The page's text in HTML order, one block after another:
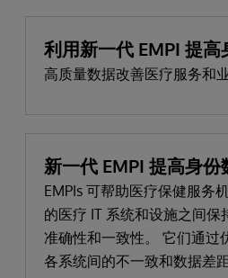
利用新一代 EMPI 提
高质量数据改善医疗服务和
新一代 EMPI 提高身份
EMPIs 可帮助医疗保健服务
的医疗 IT 系统和设施之间保
准确性和一致性。 它们通过
各系统间的不一致和数据差